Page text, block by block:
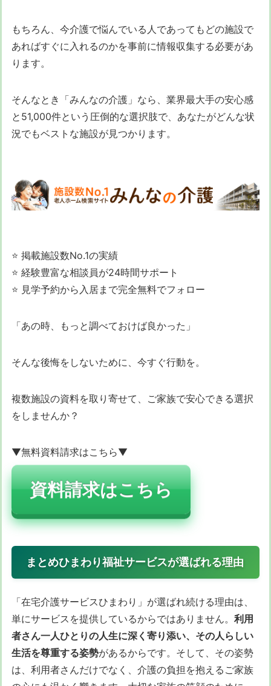
もちろん、今介護で悩んでいる人であってもどの施設で
あればすぐに入れるのかを事前に情報収集する必要があ
ります。
そんなとき「みんなの介護」なら、業界最大手の安心感
と51,000件という圧倒的な選択肢で、あなたがどんな状
況でもベストな施設が見つかります。
⭐ 掲載施設数No.1の実績
⭐ 経験豊富な相談員が24時間サポート
⭐ 見学予約から入居まで完全無料でフォロー
「あの時、もっと調べておけば良かった」
そんな後悔をしないために、今すぐ行動を。
複数施設の資料を取り寄せて、ご家族で安心できる選択
をしませんか？
▼無料資料請求はこちら▼
資料請求はこちら
まとめひまわり福祉サービスが選ばれる理由
「在宅介護サービスひまわり」が選ばれ続ける理由は、
単にサービスを提供しているからではありません。 利用
者さん一人ひとりの人生に深く寄り添い、その人らしい
生活を尊重する姿勢があるからです。そして、その姿勢
は、利用者さんだけでなく、介護の負担を抱えるご家族